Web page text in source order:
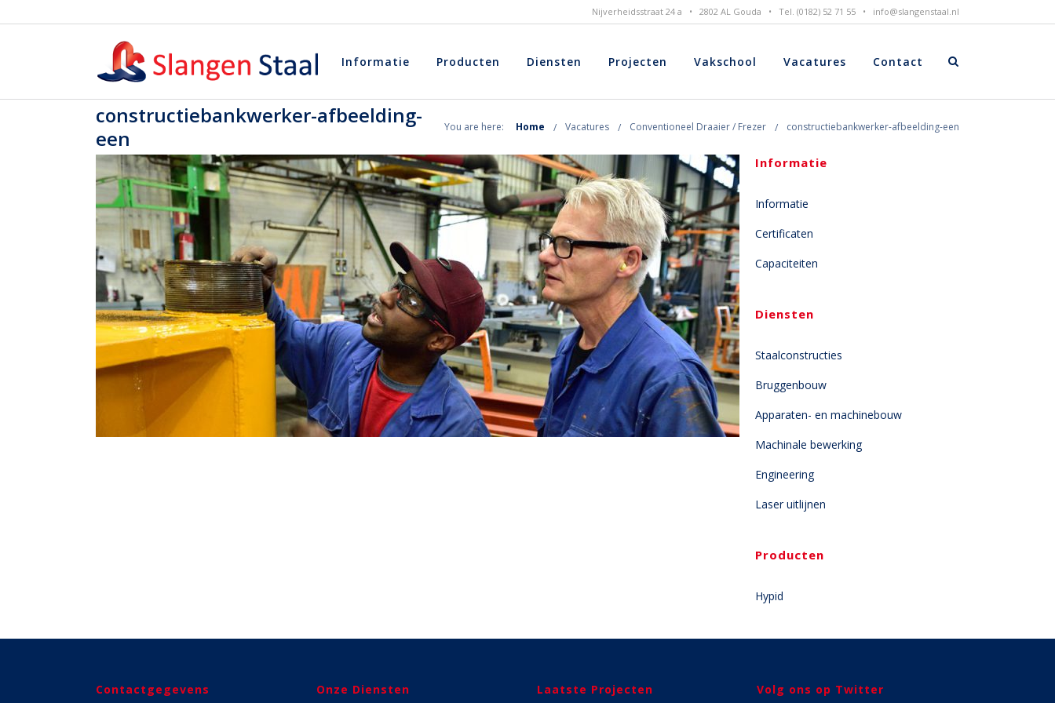
Nijverheidsstraat 24 a • 2802 AL Gouda • Tel. (0182) 52 71 55 • info@slangenstaal.nl
Informatie Producten Diensten Projecten Vakschool Vacatures Contact
constructiebankwerker-afbeelding-
een
You are here: Home Vacatures Conventioneel Draaier / Frezer constructiebankwerker-afbeelding-een
Informatie
Informatie
Certificaten
Capaciteiten
Diensten
Staalconstructies
Bruggenbouw
Apparaten- en machinebouw
Machinale bewerking
Engineering
Laser uitlijnen
Producten
Hypid
Contactgegevens Onze Diensten Laatste Projecten Volg ons op Twitter